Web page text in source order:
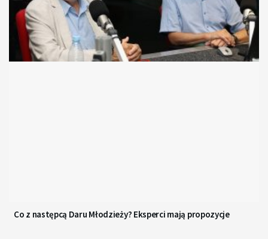
Co z następcą Daru Młodzieży? Eksperci mają propozycje